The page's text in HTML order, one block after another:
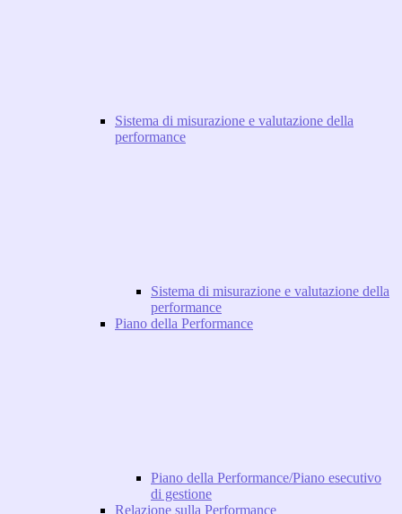
Sistema di misurazione e valutazione della
performance
Sistema di misurazione e valutazione della
performance
Piano della Performance
Piano della Performance/Piano esecutivo
di gestione
Relazione sulla Performance